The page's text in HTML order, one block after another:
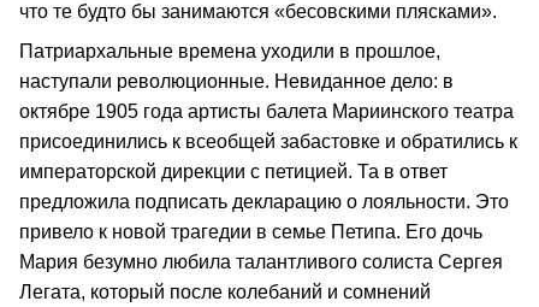
что те будто бы занимаются «бесовскими плясками».
Патриархальные времена уходили в прошлое,
наступали революционные. Невиданное дело: в
октябре 1905 года артисты балета Мариинского театра
присоединились к всеобщей забастовке и обратились к
императорской дирекции с петицией. Та в ответ
предложила подписать декларацию о лояльности. Это
привело к новой трагедии в семье Петипа. Его дочь
Мария безумно любила талантливого солиста Сергея
Легата, который после колебаний и сомнений